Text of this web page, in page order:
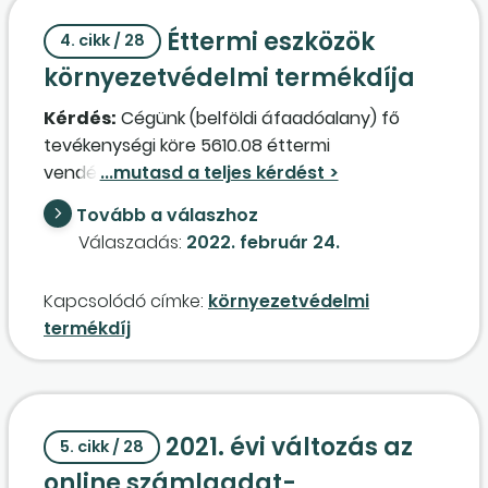
4. cikk / 28
Éttermi eszközök
környezetvédelmi termékdíja
Kérdés: Cégünk (belföldi áfaadóalany) fő
tevékenységi köre 5610.08 éttermi
vendéglátás. Tésztákat és leveseket készítünk,
eldobható pohárban, tésztás dobozban
értékesítve. Az étkezésekhez biztosítunk
szalvétát, favillát/fakanalat, elvitel esetén
csomagolószereket belföldi forgalmazóktól
(belföldi adóalanyok) vásároljuk meg, és
biztosítjuk vendégeink részére. A szóban forgó
termékek után (ételesdoboz, szalvéta,
szatyor) van-e környezetvédelmitermékdíj
bevallási-befizetési kötelezettségünk? Ha igen,
Tovább a válaszhoz
Válaszadás: 2022. február 24.
Kapcsolódó címke: környezetvédelmi
termékdíj
5. cikk / 28
2021. évi változás az